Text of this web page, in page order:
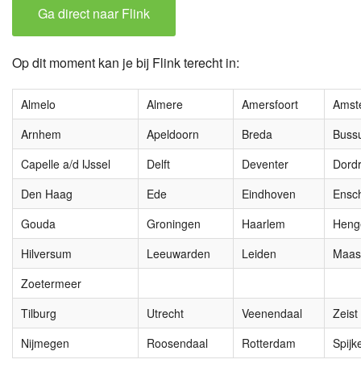
Ga direct naar Flink
Op dit moment kan je bij Flink terecht in:
Almelo Almere Amersfoort
Arnhem
Apeldoorn Breda
Capelle a/d IJssel
Delft Deventer
Den Haag
Ede Eindhoven
Gouda
Groningen Haarlem
Hilversum
Leeuwarden Leiden
Zoetermeer
Tilburg
Utrecht Veenendaal
Zeist
Nijmegen
Roosendaal Rotterdam